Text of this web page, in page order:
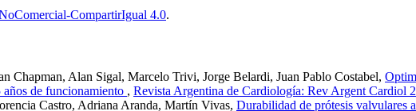
CompartirIgual 4.0.
Chapman, Alan Sigal, Marcelo Trivi, Jorge Belardi, Juan Pablo Costabel,
años de funcionamiento , Revista Argentina de Cardiología: Rev Argent Cardiol
Castro, Adriana Aranda, Martín Vivas, Durabilidad de prótesis valvulares